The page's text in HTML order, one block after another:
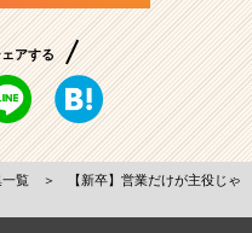
アする
一覧 ＞
【新卒】営業だけが主役じゃ